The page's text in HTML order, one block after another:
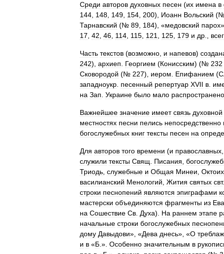
Среди авторов духовных песен (их имена в
144 148 149 154 200), Иоанн Вольский
Тарнавский (№ 89 184), «медовский парох»
17 42 46 114 115 121 125 179 и др
Часть текстов (возможно и напевов)
242), архиеп Георгием (Конисским) (№ 232
Сковородой (№ 227), иером Епифанием (
западноукр песенный репертуар XVII в
на Зап Украине было мало распространено
Важнейшее значение имеет связь духовной
местностях песни пелись непосредственно
богослужебных книг тексты песен на
Для авторов того времени (и православных
служили тексты Свящ Писания
Триодь служебные и Общая Минеи Октоих
василианский Менологий Жития святых свт.
строки песнопений являются эпиграфами
мастерски объединяются фрагменты из
на Сошествие Св Духа). На раннем этапе
начальные строки богослужебных
дому Давыдови», «Дева днесь», «О
и в «Б .». Особенно значительным в